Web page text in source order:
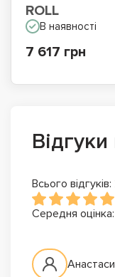
ROLL
В наявності
7 617 грн
Всього відгуків:
Середня